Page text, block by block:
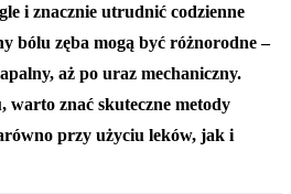
i znacznie utrudnić codzienne
bólu zęba mogą być różnorodne –
aż po uraz mechaniczny.
warto znać skuteczne metody
przy użyciu leków, jak i